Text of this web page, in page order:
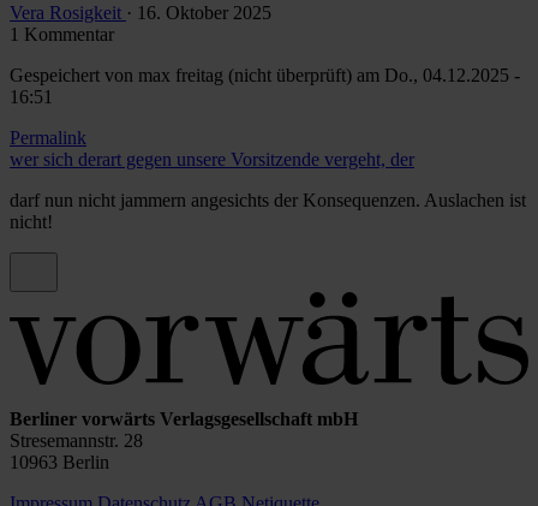
Vera Rosigkeit · 16. Oktober 2025
1 Kommentar
Gespeichert von max freitag (nicht überprüft) am Do., 04.12.2025 -
16:51
Permalink
wer sich derart gegen unsere Vorsitzende vergeht, der
darf nun nicht jammern angesichts der Konsequenzen. Auslachen ist
nicht!
Berliner vorwärts Verlagsgesellschaft mbH
Stresemannstr. 28
10963 Berlin